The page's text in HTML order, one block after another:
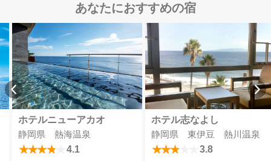
あなたにおすすめの宿
ホテルニューアカオ
静岡県 熱海温泉
4.1
ホテル志なよし
静岡県 東伊豆 熱川温泉
3.8